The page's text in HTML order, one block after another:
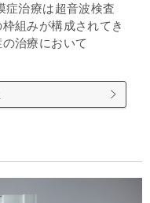
治療は超音波検査
組みが構成されてき
治療において